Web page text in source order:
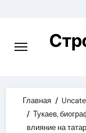
content
Главная
Тукаев,
влияние на